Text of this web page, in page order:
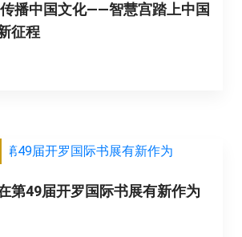
播中国文化——智慧宫踏上中国
征程
第49届开罗国际书展有新作为